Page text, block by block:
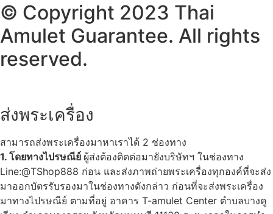
© Copyright 2023 Thai
Amulet Guarantee. All rights
reserved.
ส่งพระเครื่อง
สามารถส่งพระเครื่องมาหาเราได้ 2 ช่องทาง
1. โดยทางไปรษณีย์ ผู้ส่งต้องติดต่อมายังบริษัทฯ ในช่องทาง
Line:@TShop888 ก่อน และส่งภาพถ่ายพระเครื่องทุกองค์ที่จะส่ง
มาออกบัตรรับรองมาในช่องทางดังกล่าว ก่อนที่จะส่งพระเครื่อง
มาทางไปรษณีย์ ตามที่อยู่ อาคาร T-amulet Center ตำบลบางคู